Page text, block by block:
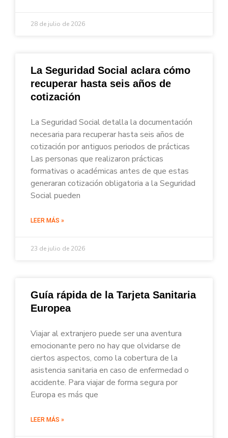
28 de julio de 2026
La Seguridad Social aclara cómo
recuperar hasta seis años de
cotización
La Seguridad Social detalla la documentación
necesaria para recuperar hasta seis años de
cotización por antiguos periodos de prácticas
Las personas que realizaron prácticas
formativas o académicas antes de que estas
generaran cotización obligatoria a la Seguridad
Social pueden
LEER MÁS »
23 de julio de 2026
Guía rápida de la Tarjeta Sanitaria
Europea
Viajar al extranjero puede ser una aventura
emocionante pero no hay que olvidarse de
ciertos aspectos, como la cobertura de la
asistencia sanitaria en caso de enfermedad o
accidente. Para viajar de forma segura por
Europa es más que
LEER MÁS »